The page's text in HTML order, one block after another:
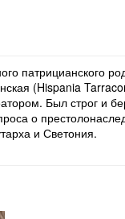
патрицианского
(Hispania
Был строг и
о
и Светония.